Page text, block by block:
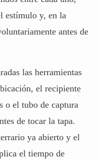
estímulo y, en la
antes de
las herramientas
el recipiente
o el tubo de captura
de tocar la tapa.
ya abierto y el
el tiempo de